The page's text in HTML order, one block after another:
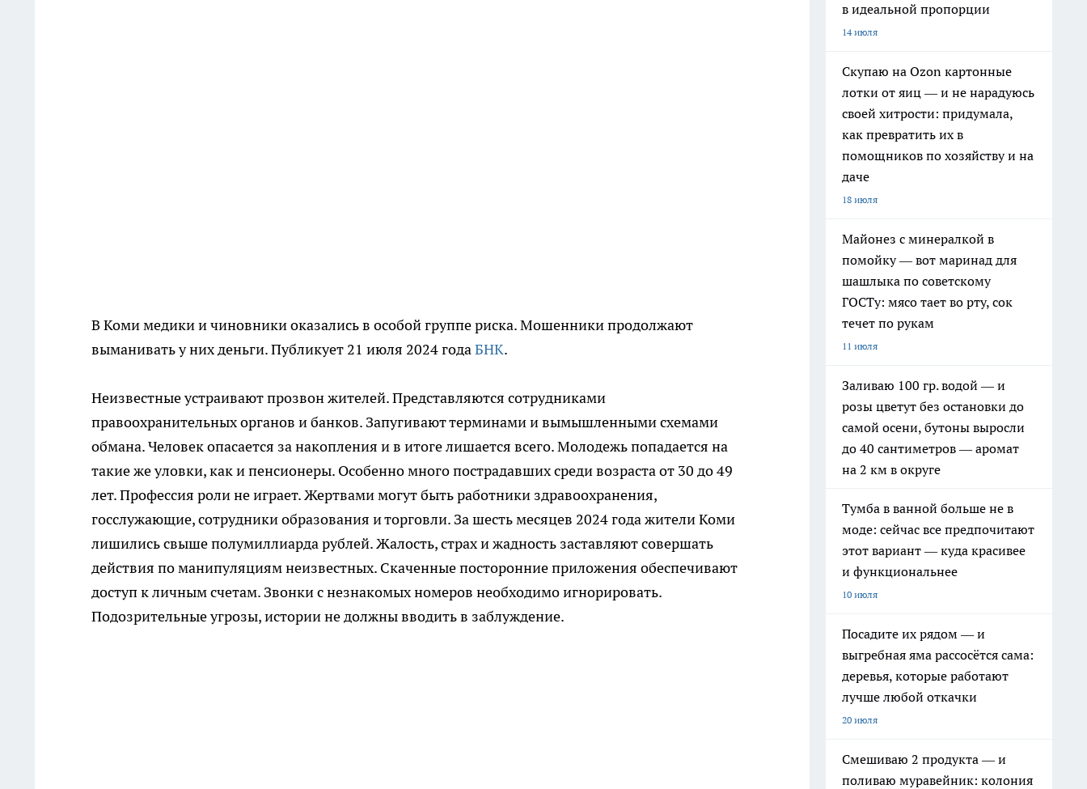
В Коми медики и чиновники оказались в особой группе риска. Мошенники продолжают
выманивать у них деньги. Публикует 21 июля 2024 годаБНК.
Неизвестные устраивают прозвон жителей. Представляются сотрудниками
правоохранительных органов и банков. Запугивают терминами и вымышленными схемами
обмана. Человек опасается за накопления и в итоге лишается всего. Молодежь попадается на
такие же уловки, как и пенсионеры. Особенно много пострадавших среди возраста от 30 до 49
лет. Профессия роли не играет. Жертвами могут быть работники здравоохранения,
госслужающие, сотрудники образования и торговли. За шесть месяцев 2024 года жители Коми
лишились свыше полумиллиарда рублей. Жалость, страх и жадность заставляют совершать
действия по манипуляциям неизвестных. Скаченные посторонние приложения обеспечивают
доступ к личным счетам. Звонки с незнакомых номеров необходимо игнорировать.
Подозрительные угрозы, истории не должны вводить в заблуждение.
в идеальной пропорции
14 июля
Скупаю на Ozon картонные
лотки от яиц — и не нарадуюсь
своей хитрости: придумала,
как превратить их в
помощников по хозяйству и на
даче
18 июля
Майонез с минералкой в
помойку — вот маринад для
шашлыка по советскому
ГОСТу: мясо тает во рту, сок
течет по рукам
11 июля
Заливаю 100 гр. водой — и
розы цветут без остановки до
самой осени, бутоны выросли
до 40 сантиметров — аромат
на 2 км в округе
Тумба в ванной больше не в
моде: сейчас все предпочитают
этот вариант — куда красивее
и функциональнее
10 июля
Посадите их рядом — и
выгребная яма рассосётся сама:
деревья, которые работают
лучше любой откачки
20 июля
Смешиваю 2 продукта — и
поливаю муравейник: колония